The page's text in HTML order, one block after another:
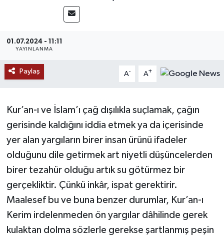
01.07.2024 - 11:11
YAYINLANMA
Paylaş A- A+
Kur’an-ı ve İslam’ı çağ dışılıkla suçlamak, çağın
gerisinde kaldığını iddia etmek ya da içerisinde
yer alan yargıların birer insan ürünü ifadeler
olduğunu dile getirmek art niyetli düşüncelerden
birer tezahür olduğu artık su götürmez bir
gerçekliktir. Çünkü inkâr, ispat gerektirir.
Maalesef bu ve buna benzer durumlar, Kur’an-ı
Kerim irdelenmeden ön yargılar dâhilinde gerek
kulaktan dolma sözlerle gerekse şartlanmış peşin
MAGAZİN
ÖZEL HABER
RESMİ İLANLAR
SİYASET
SOSYAL YARDIMLAR
SPONSORLU YAZI
SPOR